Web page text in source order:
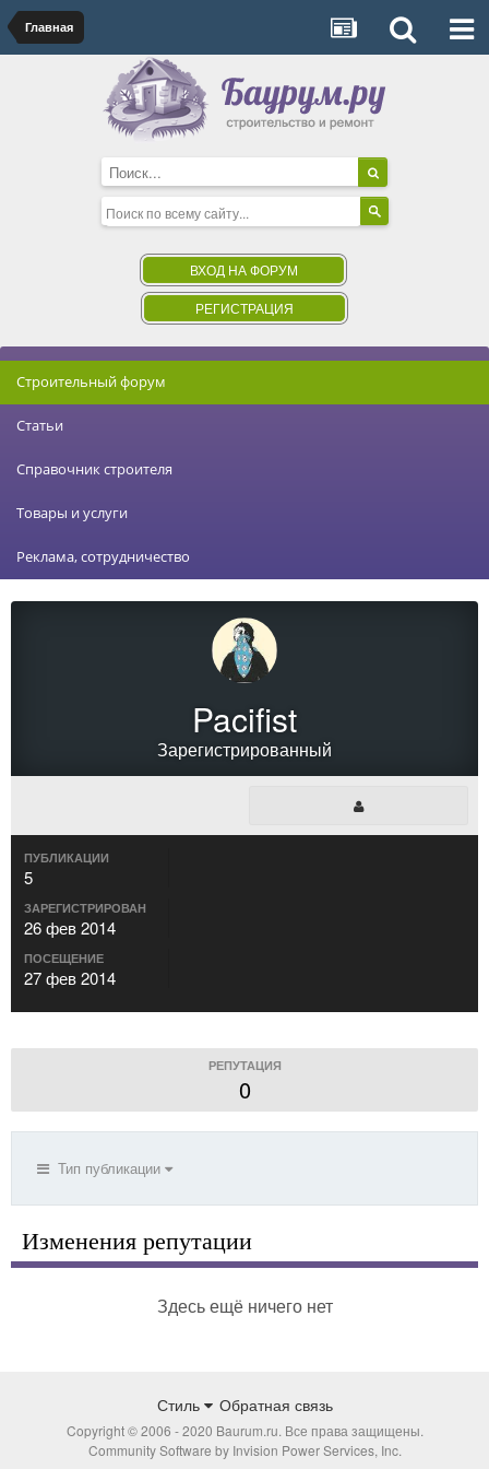
Главная
ВХОД НА ФОРУМ
РЕГИСТРАЦИЯ
Строительный форум
Статьи
Справочник строителя
Товары и услуги
Реклама, сотрудничество
Pacifist
Зарегистрированный
ПУБЛИКАЦИИ
5
ЗАРЕГИСТРИРОВАН
26 фев 2014
ПОСЕЩЕНИЕ
27 фев 2014
РЕПУТАЦИЯ
0
Тип публикации
Изменения репутации
Здесь ещё ничего нет
Стиль Обратная связь
Copyright © 2006 - 2020 Baurum.ru. Все права защищены.
Community Software by Invision Power Services, Inc.